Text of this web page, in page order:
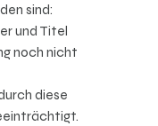
sind:
und Titel
noch nicht
diese